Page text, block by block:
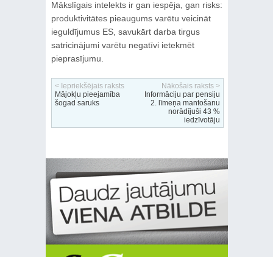
Mākslīgais intelekts ir gan iespēja, gan risks:
produktivitātes pieaugums varētu veicināt
ieguldījumus ES, savukārt darba tirgus
satricinājumi varētu negatīvi ietekmēt
pieprasījumu.
< Iepriekšējais raksts
Mājokļu pieejamība
šogad saruks
Nākošais raksts >
Informāciju par pensiju
2. līmeņa mantošanu
norādījuši 43 %
iedzīvotāju